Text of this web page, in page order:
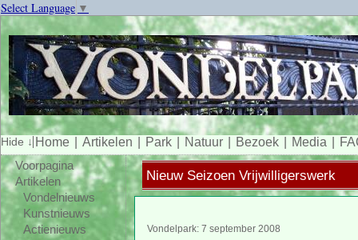
Select Language ▼
Home Artikelen Park Natuur Bezoek Media
Voorpagina
Artikelen
Vondelnieuws
Kunstnieuws
Actienieuws
Nieuw Seizoen Vrijwilligerswerk
Vondelpark: 7 september 2008